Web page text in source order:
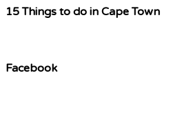
15 Things to do in Cape Town
Facebook